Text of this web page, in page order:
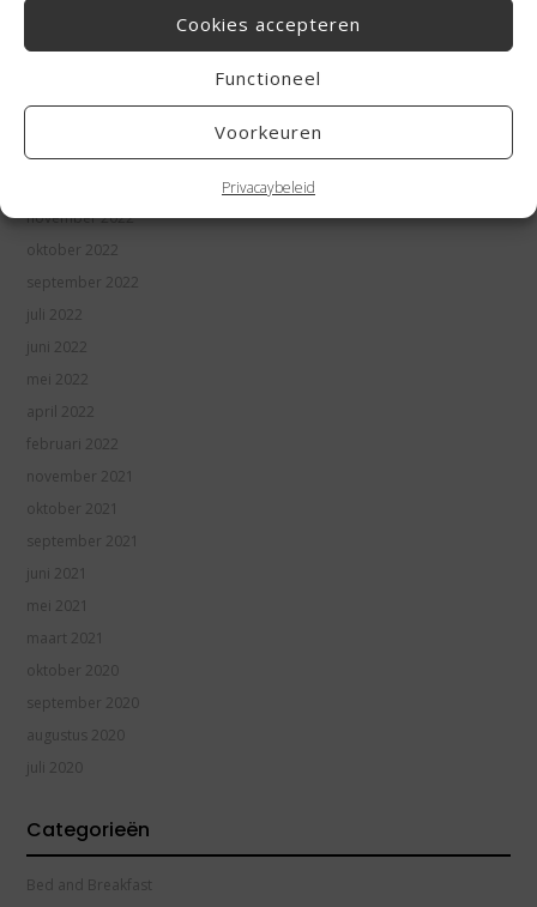
Cookies accepteren
Functioneel
Voorkeuren
Privacaybeleid
mei 2023
januari 2023
november 2022
oktober 2022
september 2022
juli 2022
juni 2022
mei 2022
april 2022
februari 2022
november 2021
oktober 2021
september 2021
juni 2021
mei 2021
maart 2021
oktober 2020
september 2020
augustus 2020
juli 2020
Categorieën
Bed and Breakfast